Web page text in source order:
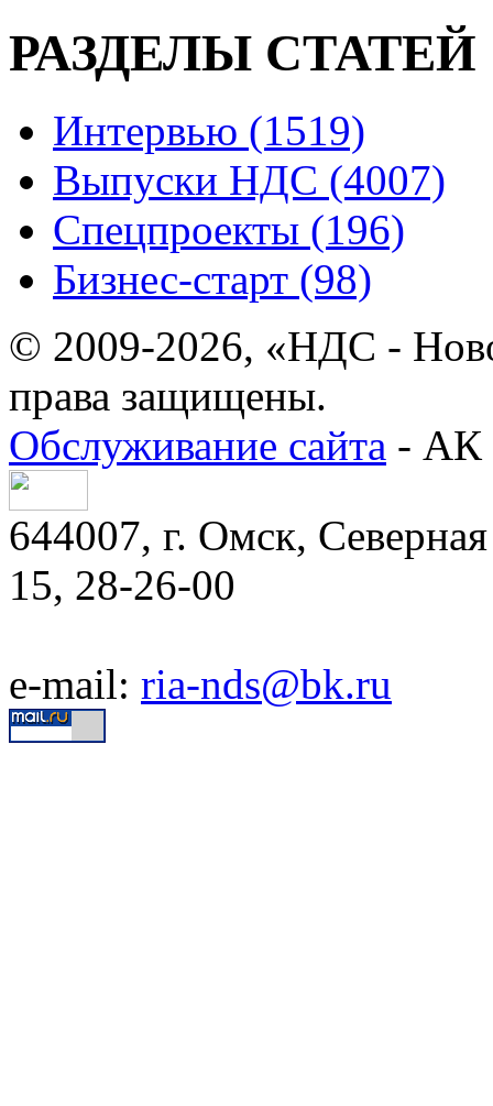
РАЗДЕЛЫ СТАТЕЙ
Интервью (1519)
Выпуски НДС (4007)
Спецпроекты (196)
Бизнес-старт (98)
© 2009-2026, «НДС -
права защищены.
Обслуживание сайта - АК
644007, г. Омск,
15, 28-26-00
e-mail: ria-nds@bk.ru